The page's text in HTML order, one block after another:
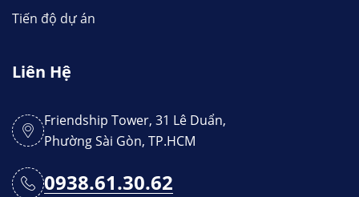
Tiến độ dự án
Liên Hệ
Friendship Tower, 31 Lê Duẩn,
Phường Sài Gòn, TP.HCM
0938.61.30.62